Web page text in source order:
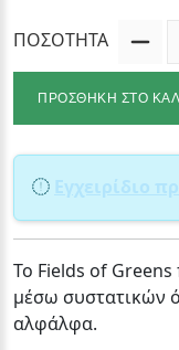
ΠΟΣΟΤΗΤΑ
ΠΡΟΣΘΗΚΗ ΣΤΟ
Εγχειρίδιο
Το Fields of
μέσω συστατικών
αλφάλφα.